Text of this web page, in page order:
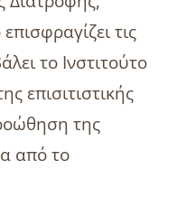
τις
το Ινστιτούτο
επισιτιστικής
της
από το